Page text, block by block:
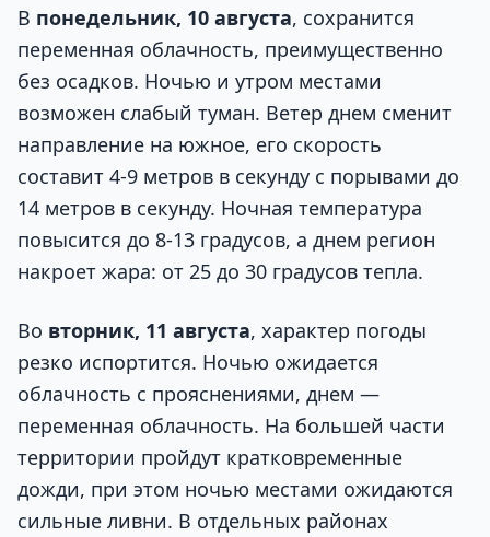
В понедельник, 10 августа, сохранится
переменная облачность, преимущественно
без осадков. Ночью и утром местами
возможен слабый туман. Ветер днем сменит
направление на южное, его скорость
составит 4-9 метров в секунду с порывами до
14 метров в секунду. Ночная температура
повысится до 8-13 градусов, а днем регион
накроет жара: от 25 до 30 градусов тепла.
Во вторник, 11 августа, характер погоды
резко испортится. Ночью ожидается
облачность с прояснениями, днем —
переменная облачность. На большей части
территории пройдут кратковременные
дожди, при этом ночью местами ожидаются
сильные ливни. В отдельных районах